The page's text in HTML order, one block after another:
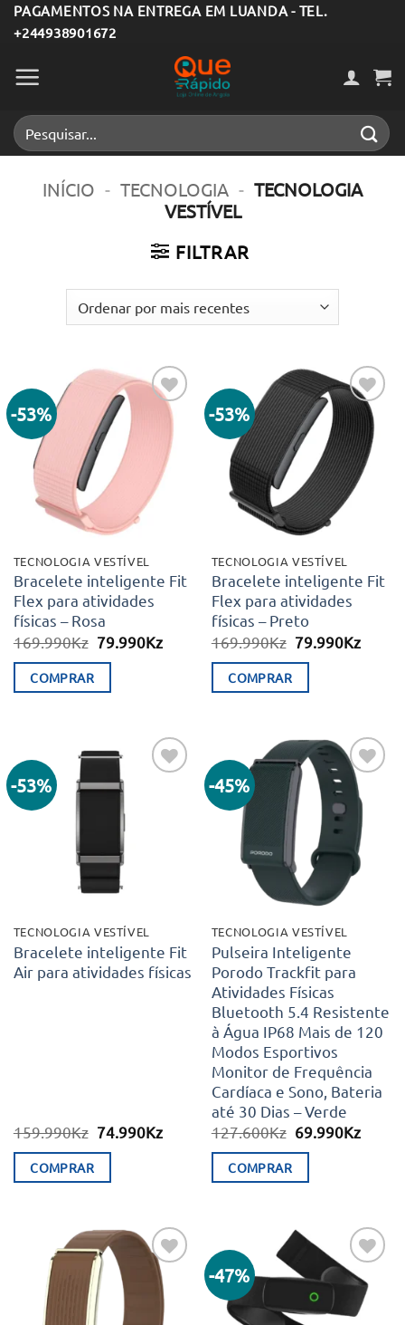
Skip
to
content
PAGAMENTOS NA ENTREGA EM LUANDA - TEL.
+244938901672
Pesquisar
por:
INÍCIO - TECNOLOGIA - TECNOLOGIA
VESTÍVEL
FILTRAR
-53%
Adicionar
aos meus
desejos
TECNOLOGIA VESTÍVEL
Bracelete inteligente Fit
Flex para atividades
físicas – Rosa
169.990Kz O
era:
79.990KzO
COMPRAR
-53%
Adicionar
aos meus
desejos
TECNOLOGIA VESTÍVEL
Bracelete inteligente Fit
Flex para atividades
físicas – Preto
169.990Kz O
era:
79.990KzO
COMPRAR
-53%
TECNOLOGIA VESTÍVEL
Bracelete inteligente Fit
Air para atividades físicas
159.990Kz O
era:
74.990KzO
COMPRAR
-45%
Adicionar
aos meus
desejos
TECNOLOGIA VESTÍVEL
Pulseira Inteligente
Porodo Trackfit para
Atividades Físicas
Bluetooth 5.4 Resistente
à Água IP68 Mais de 120
Modos Esportivos
Monitor de Frequência
Cardíaca e Sono, Bateria
até 30 Dias – Verde
127.600Kz O
era:
69.990KzO
COMPRAR
Adicionar
aos meus
desejos
-47%
Adicionar
aos meus
desejos